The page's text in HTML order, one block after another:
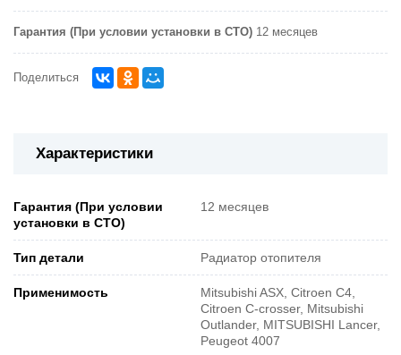
Гарантия (При условии установки в СТО) 12 месяцев
Поделиться
Характеристики
Гарантия (При условии
установки в СТО)
12 месяцев
Тип детали Радиатор отопителя
Применимость
Mitsubishi ASX, Citroen C4,
Citroen C-crosser, Mitsubishi
Outlander, MITSUBISHI Lancer,
Peugeot 4007